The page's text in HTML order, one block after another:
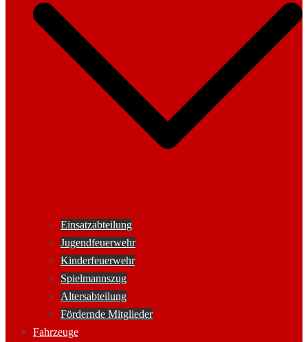
Einsatzabteilung
Jugendfeuerwehr
Kinderfeuerwehr
Spielmannszug
Altersabteilung
Fördernde Mitglieder
Fahrzeuge